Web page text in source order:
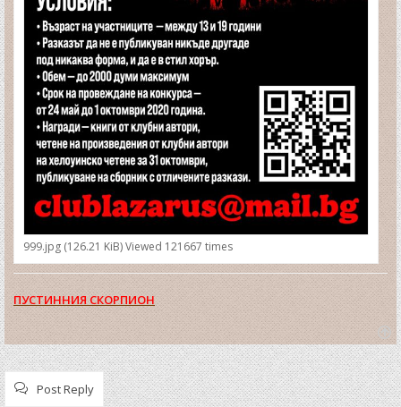
999.jpg (126.21 KiB) Viewed 121667 times
ПУСТИННИЯ СКОРПИОН
T
o
p
Post Reply